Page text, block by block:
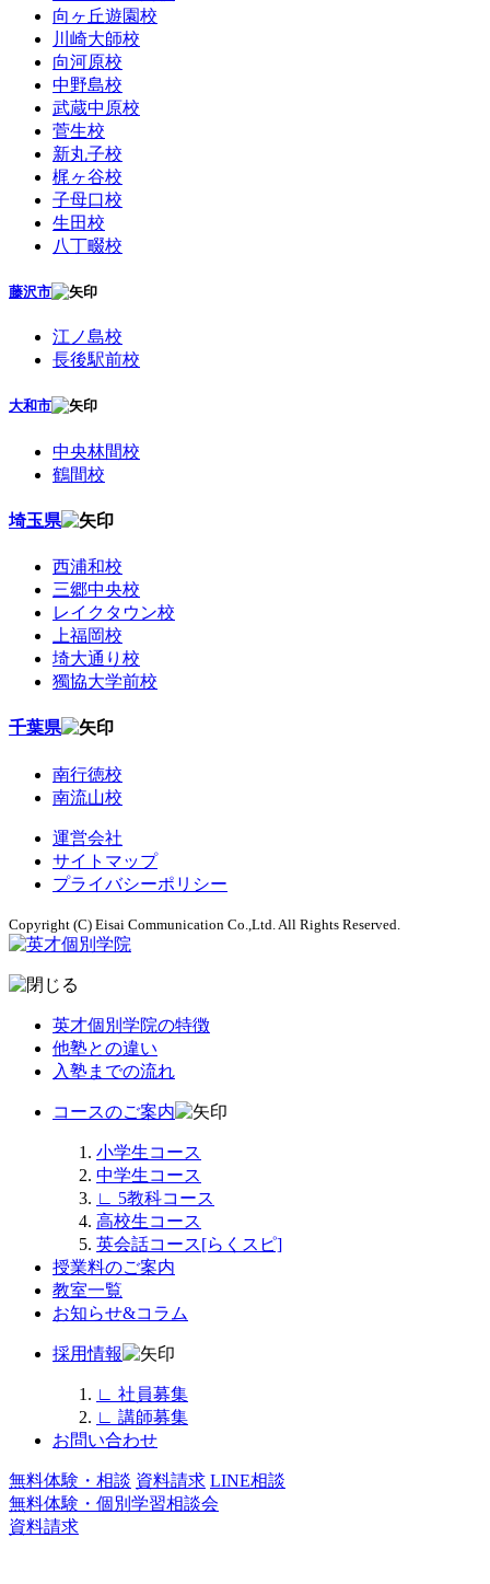
向ヶ丘遊園校
川崎大師校
向河原校
中野島校
武蔵中原校
菅生校
新丸子校
梶ヶ谷校
子母口校
生田校
八丁畷校
藤沢市
江ノ島校
長後駅前校
大和市
中央林間校
鶴間校
埼玉県
西浦和校
三郷中央校
レイクタウン校
上福岡校
埼大通り校
獨協大学前校
千葉県
南行徳校
南流山校
運営会社
サイトマップ
プライバシーポリシー
Copyright (C) Eisai Communication Co.,Ltd. All Rights Reserved.
英才個別学院の特徴
他塾との違い
入塾までの流れ
コースのご案内
小学生コース
中学生コース
∟ 5教科コース
高校生コース
英会話コース[らくスピ]
授業料のご案内
教室一覧
お知らせ&コラム
採用情報
∟ 社員募集
∟ 講師募集
お問い合わせ
無料体験・相談 資料請求 LINE相談
無料体験・個別学習相談会
資料請求